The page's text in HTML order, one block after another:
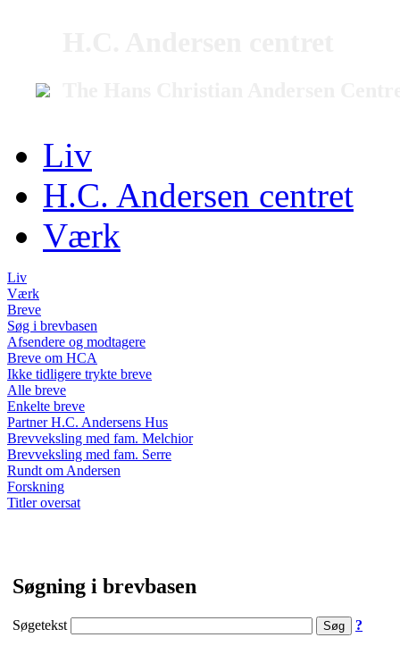
Liv
H.C. Andersen centret
Værk
Liv
Værk
Breve
Søg i brevbasen
Afsendere og modtagere
Breve om HCA
Ikke tidligere trykte breve
Alle breve
Enkelte breve
Partner H.C. Andersens Hus
Brevveksling med fam. Melchior
Brevveksling med fam. Serre
Rundt om Andersen
Forskning
Titler oversat
Søgning i brevbasen
Søgetekst ?